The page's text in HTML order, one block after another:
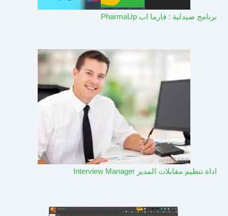
برنامج صيدلية : فارما اب PharmaUp​
اداة تنظيم مقابلات المدير Interview Manager